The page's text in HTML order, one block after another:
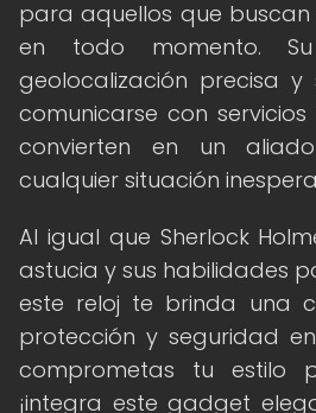
para aquellos que
en todo momento.
geolocalización precisa
comunicarse con
convierten en un
cualquier situación
Al igual que Sherlock
astucia y sus habilidades
este reloj te brinda una
protección y seguridad
comprometas tu estilo
¡integra este gadget